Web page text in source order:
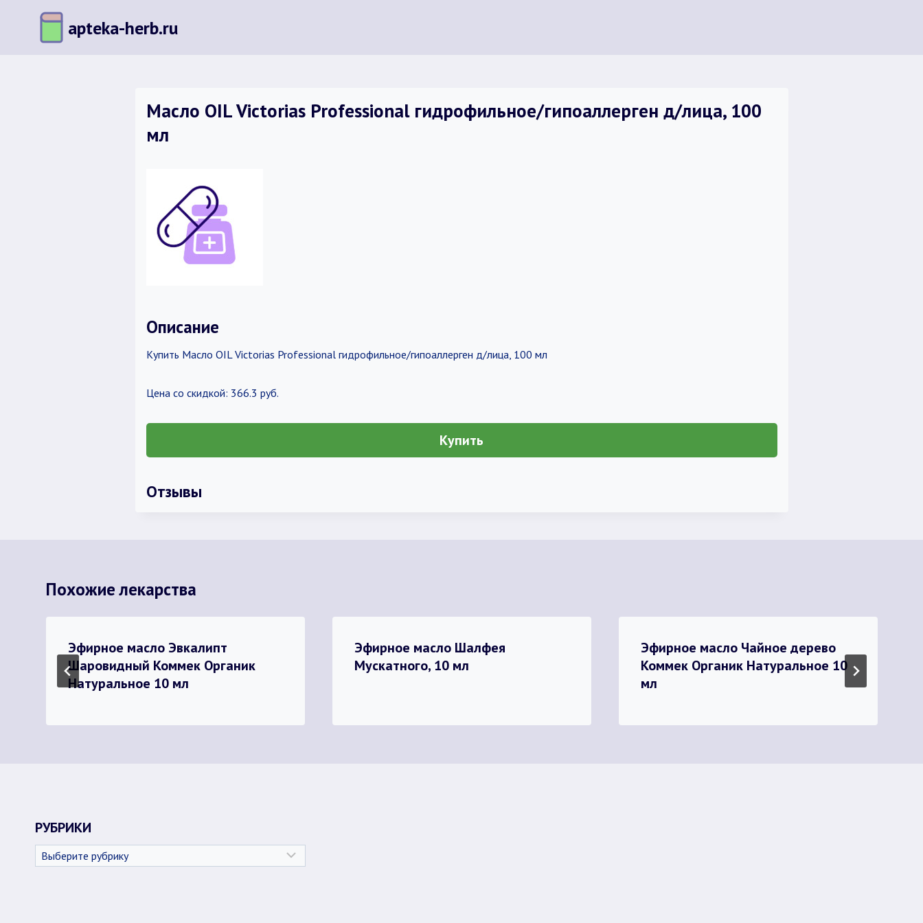
содержимому
apteka-herb.ru
Масло OIL Victorias Professional гидрофильное/гипоаллерген д/лица, 100
мл
Описание
Купить Масло OIL Victorias Professional гидрофильное/гипоаллерген д/лица, 100 мл
Цена со скидкой: 366.3 руб.
Купить
Отзывы
Похожие лекарства
Эфирное масло Эвкалипт
Шаровидный Коммек Органик
Натуральное 10 мл
Эфирное масло Шалфея
Мускатного, 10 мл
Эфирное масло Чайное дерево
Коммек Органик Натуральное 10
мл
РУБРИКИ
Рубрики